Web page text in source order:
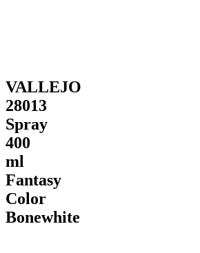
VALLEJO
28013
Spray
400
ml
Fantasy
Color
Bonewhite